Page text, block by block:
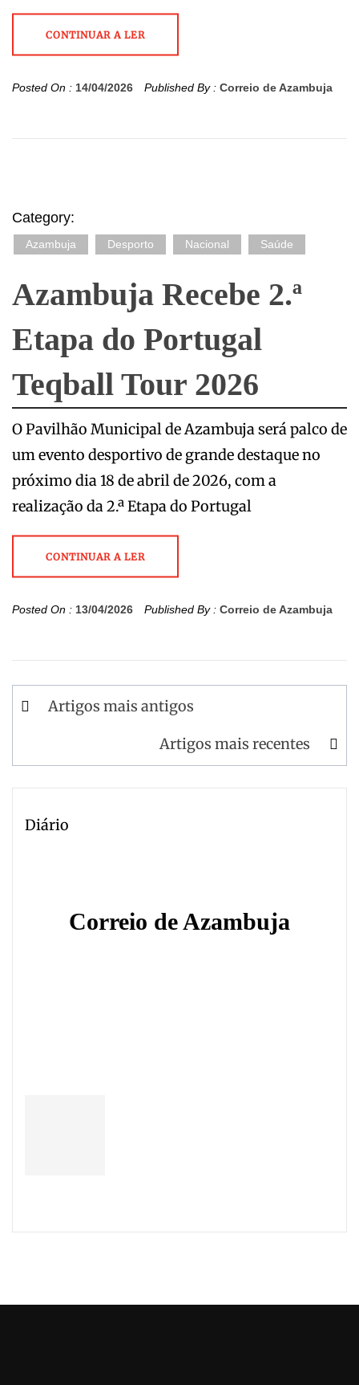
CONTINUAR A LER
Posted On : 14/04/2026 Published By : Correio de Azambuja
Category:
Azambuja Desporto Nacional Saúde
Azambuja Recebe 2.ª
Etapa do Portugal
Teqball Tour 2026
O Pavilhão Municipal de Azambuja será palco de
um evento desportivo de grande destaque no
próximo dia 18 de abril de 2026, com a
realização da 2.ª Etapa do Portugal
CONTINUAR A LER
Posted On : 13/04/2026 Published By : Correio de Azambuja
Navegação
Artigos mais antigos
Artigos mais recentes
Diário
Correio de Azambuja